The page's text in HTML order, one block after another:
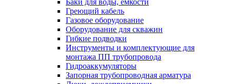
Баки для воды, емкости
Греющий кабель
Газовое оборудование
Оборудование для скважин
Гибкие подводки
Инструменты и комплектующие для
монтажа ПП трубопровода
Гидроаккумуляторы
Запорная трубопроводная арматура